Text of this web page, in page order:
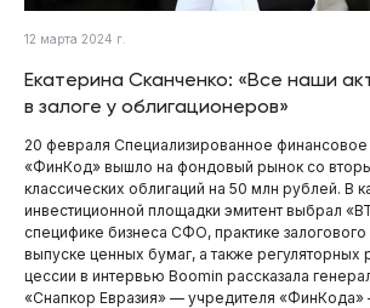
12 марта 2024 г.
Екатерина Сканченко: «Все наши
в залоге у облигационеров»
20 февраля Специализированное
«ФинКод» вышло на фондовый рынок со
классических облигаций на 50 млн рублей. В
инвестиционной площадки эмитент выбрал
специфике бизнеса СФО, практике
выпуске ценных бумаг, а также регуляторных
цессии в интервью Boomin рассказала
«Снапкор Евразия» — учредителя «ФинКода»